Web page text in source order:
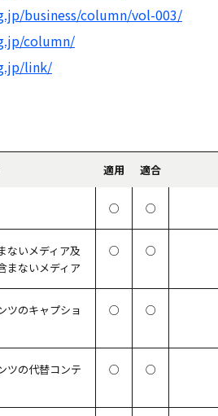
business/column/vol-003/
column/
link/
適用 適合
○ ○
ないメディア及
まないメディア
○ ○
ツのキャプショ
○ ○
ツの代替コンテ
○ ○